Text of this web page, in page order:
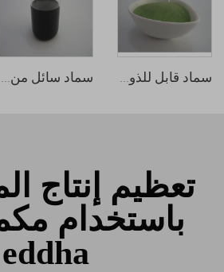
سماد قابل للذوبان في الماء NPK 30-10-10 سماد سائل من الحمض الهيومي
تعظيم إنتاج
eddha